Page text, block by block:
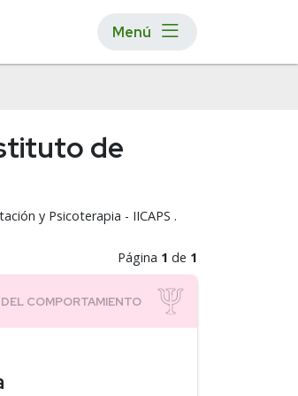
Menú
de
y Psicoterapia - IICAPS .
Página 1 de 1